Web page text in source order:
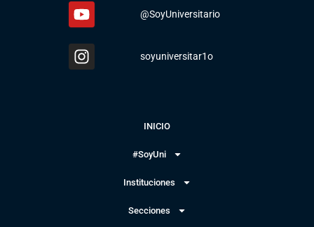
@SoyUniversitario
soyuniversitar1o
INICIO
#SoyUni
Instituciones
Secciones